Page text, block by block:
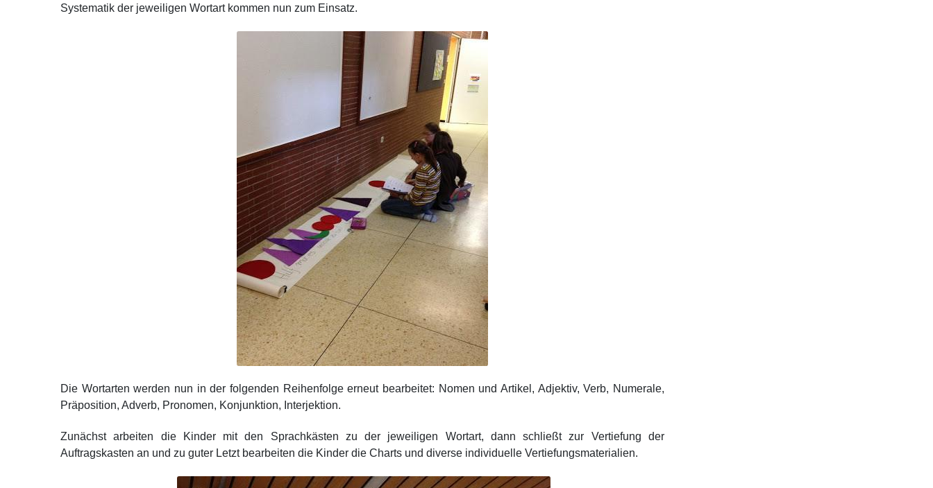
Systematik der jeweiligen Wortart kommen nun zum Einsatz.
Die Wortarten werden nun in der folgenden Reihenfolge erneut bearbeitet: Nomen und Artikel, Adjektiv, Verb, Numerale,
Präposition, Adverb, Pronomen, Konjunktion, Interjektion.
Zunächst arbeiten die Kinder mit den Sprachkästen zu der jeweiligen Wortart, dann schließt zur Vertiefung der
Auftragskasten an und zu guter Letzt bearbeiten die Kinder die Charts und diverse individuelle Vertiefungsmaterialien.